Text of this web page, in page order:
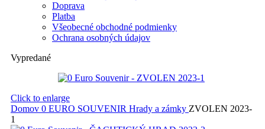
Doprava
Platba
Všeobecné obchodné podmienky
Ochrana osobných údajov
Vypredané
Click to enlarge
Domov 0 EURO SOUVENIR Hrady a zámky ZVOLEN 2023-
1